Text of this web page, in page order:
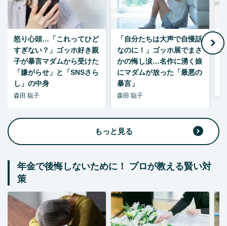
怒り心頭…「これってひど
すぎない？」ゴッホ好き親
子が暴言マダムから受けた
「嫌がらせ」と「SNSさら
し」の中身
森田 聡子
「自分たちは大声で自慢話
なのに！」ゴッホ展でまさ
かの悔し涙…名作に湧く娘
にマダムが放った「最悪の
暴言」
森田 聡子
もっと見る
年金で後悔しないために！ プロが教える賢い対
策